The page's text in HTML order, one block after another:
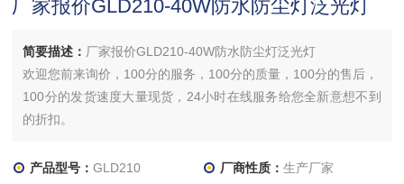
厂家报价GLD210-40W防水防尘灯泛光灯
简要描述： 厂家报价GLD210-40W防水防尘灯泛光灯
欢迎您前来询价，100分的服务，100分的质量，100分的售后，
100分的发货速度大量现货，24小时在线服务给您全新意想不到
的折扣。
产品型号：GLD210 厂商性质： 生产厂家